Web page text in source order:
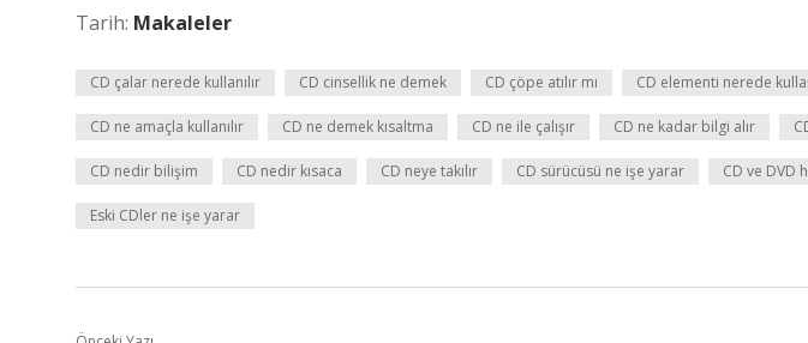
Tarih: Makaleler
CD çalar nerede kullanılır CD cinsellik ne demek CD çöpe atılır mı CD elementi nerede
CD ne amaçla kullanılır CD ne demek kısaltma CD ne ile çalışır CD ne kadar bilgi alır
CD nedir bilişim CD nedir kısaca CD neye takılır CD sürücüsü ne işe yarar CD ve DVD
Eski CDler ne işe yarar